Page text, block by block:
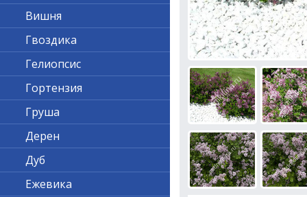
Вишня
Гвоздика
Гелиопсис
Гортензия
Груша
Дерен
Дуб
Ежевика